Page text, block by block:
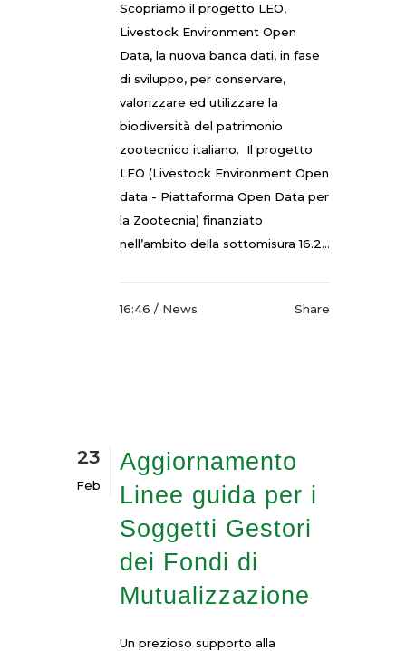
Scopriamo il progetto LEO,
Livestock Environment Open
Data, la nuova banca dati, in fase
di sviluppo, per conservare,
valorizzare ed utilizzare la
biodiversità del patrimonio
zootecnico italiano. Il progetto
LEO (Livestock Environment Open
data - Piattaforma Open Data per
la Zootecnia) finanziato
nell’ambito della sottomisura 16.2...
16:46 / News Share
23
Feb
Aggiornamento
Linee guida per i
Soggetti Gestori
dei Fondi di
Mutualizzazione
Un prezioso supporto alla